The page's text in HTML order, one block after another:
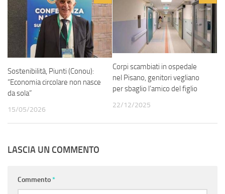
Sostenibilità, Piunti (Conou):
“Economia circolare non nasce
da sola”
15/05/2026
Corpi scambiati in ospedale
nel Pisano, genitori vegliano
per sbaglio l’amico del figlio
22/12/2025
LASCIA UN COMMENTO
Commento*